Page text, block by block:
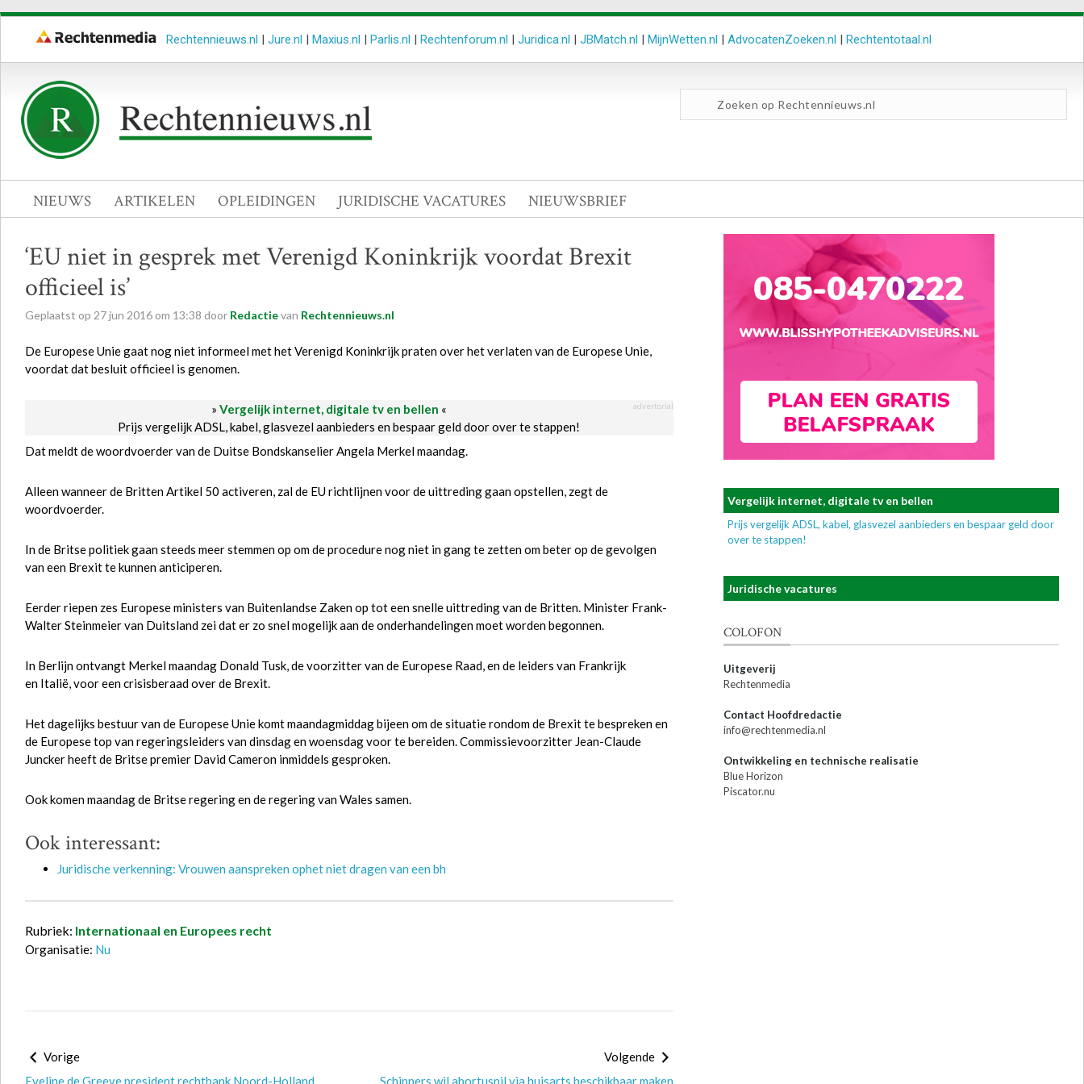
Rechtennieuws.nl | Jure.nl | Maxius.nl | Parlis.nl | Rechtenforum.nl | Juridica.nl | JBMatch.nl | MijnWetten.nl | AdvocatenZoeken.nl | Rechtentotaal.nl
NIEUWS ARTIKELEN OPLEIDINGEN JURIDISCHE VACATURES NIEUWSBRIEF
‘EU niet in gesprek met Verenigd Koninkrijk voordat Brexit
officieel is’
Geplaatst op 27jun 2016 om 13:38 door Redactievan Rechtennieuws.nl
De Europese Unie gaat nog niet informeel met het Verenigd Koninkrijk praten over het verlaten van de Europese Unie,
voordat dat besluit officieel is genomen.
» Vergelijk internet, digitale tv en bellen « advertorial
Prijs vergelijk ADSL, kabel, glasvezel aanbieders en bespaar geld door over te stappen!
Dat meldt de woordvoerder van de Duitse Bondskanselier Angela Merkel maandag.
Alleen wanneer de Britten Artikel 50 activeren, zal de EU richtlijnen voor de uittreding gaan opstellen, zegt de
woordvoerder.
In de Britse politiek gaan steeds meer stemmen op om de procedure nog niet in gang te zetten om beter op de gevolgen
van een Brexit te kunnen anticiperen.
Eerder riepen zes Europese ministers van Buitenlandse Zaken op tot een snelle uittreding van de Britten. Minister Frank-
Walter Steinmeier van Duitsland zei dat er zo snel mogelijk aan de onderhandelingen moet worden begonnen.
In Berlijn ontvangt Merkel maandag Donald Tusk, de voorzitter van de Europese Raad, en de leiders van Frankrijk
en Italië, voor een crisisberaad over de Brexit.
Het dagelijks bestuur van de Europese Unie komt maandagmiddag bijeen om de situatie rondom de Brexit te bespreken en
de Europese top van regeringsleiders van dinsdag en woensdag voor te bereiden. Commissievoorzitter Jean-Claude
Juncker heeft de Britse premier David Cameron inmiddels gesproken.
Ook komen maandag de Britse regering en de regering van Wales samen.
Ook interessant:
Juridische verkenning: Vrouwen aanspreken ophet niet dragen van een bh
Rubriek: Internationaal en Europees recht
Organisatie: Nu
Vorige
Eveline de Greeve president rechtbank Noord-Holland
Volgende
Schippers wil abortuspil via huisarts beschikbaar maken
Vergelijk internet, digitale tv en bellen
Prijs vergelijk ADSL, kabel, glasvezel aanbieders en bespaar geld door
over te stappen!
Juridische vacatures
COLOFON
Uitgeverij
Rechtenmedia
Contact Hoofdredactie
info@rechtenmedia.nl
Ontwikkeling en technische realisatie
Blue Horizon
Piscator.nu